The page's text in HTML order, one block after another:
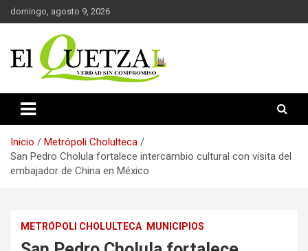
Saltar
al
domingo, agosto 9, 2026
El Quetzal de Cholula
Inicio
Metrópoli Cholulteca
San Pedro Cholula fortalece intercambio cultural con visita del
embajador de China en México
METRÓPOLI CHOLULTECA MUNICIPIOS